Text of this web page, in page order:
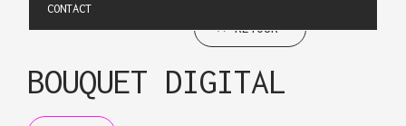
CONTACT
✕ RETOUR
BOUQUET DIGITAL